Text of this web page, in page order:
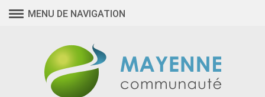
MENU DE NAVIGATION